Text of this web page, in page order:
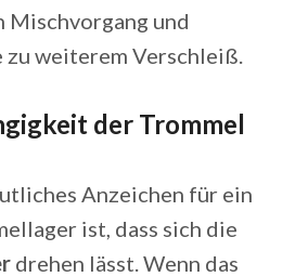
Mischvorgang und
weiterem Verschleiß.
der Trommel
Anzeichen für ein
ist, dass sich die
drehen lässt. Wenn das